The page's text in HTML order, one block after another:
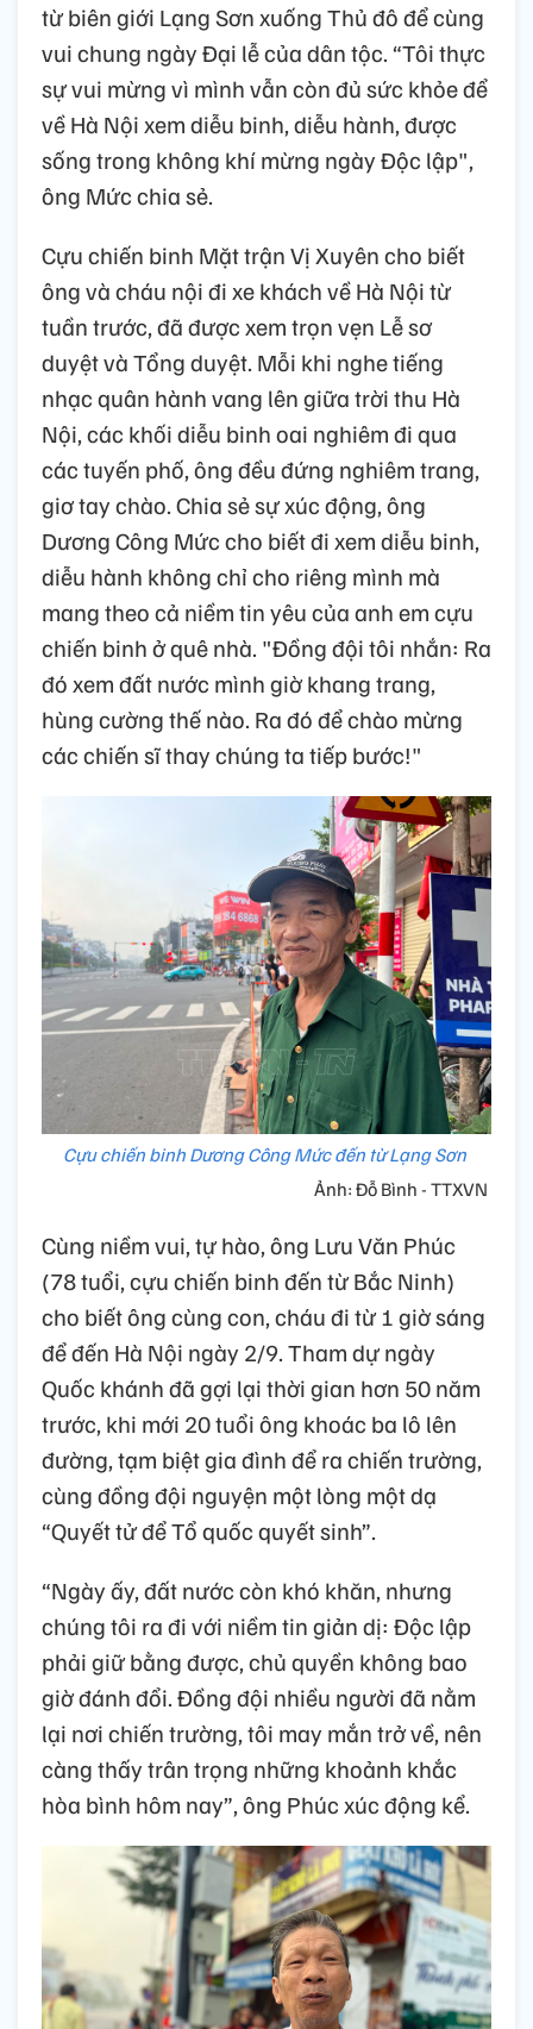
từ biên giới Lạng Sơn xuống Thủ đô để cùng
vui chung ngày Đại lễ của dân tộc. “Tôi thực
sự vui mừng vì mình vẫn còn đủ sức khỏe để
về Hà Nội xem diễu binh, diễu hành, được
sống trong không khí mừng ngày Độc lập",
ông Mức chia sẻ.
Cựu chiến binh Mặt trận Vị Xuyên cho biết
ông và cháu nội đi xe khách về Hà Nội từ
tuần trước, đã được xem trọn vẹn Lễ sơ
duyệt và Tổng duyệt. Mỗi khi nghe tiếng
nhạc quân hành vang lên giữa trời thu Hà
Nội, các khối diễu binh oai nghiêm đi qua
các tuyến phố, ông đều đứng nghiêm trang,
giơ tay chào. Chia sẻ sự xúc động, ông
Dương Công Mức cho biết đi xem diễu binh,
diễu hành không chỉ cho riêng mình mà
mang theo cả niềm tin yêu của anh em cựu
chiến binh ở quê nhà. "Đồng đội tôi nhắn: Ra
đó xem đất nước mình giờ khang trang,
hùng cường thế nào. Ra đó để chào mừng
các chiến sĩ thay chúng ta tiếp bước!"
Cựu chiến binh Dương Công Mức đến từ Lạng Sơn
Ảnh: Đỗ Bình - TTXVN
Cùng niềm vui, tự hào, ông Lưu Văn Phúc
(78 tuổi, cựu chiến binh đến từ Bắc Ninh)
cho biết ông cùng con, cháu đi từ 1 giờ sáng
để đến Hà Nội ngày 2/9. Tham dự ngày
Quốc khánh đã gợi lại thời gian hơn 50 năm
trước, khi mới 20 tuổi ông khoác ba lô lên
đường, tạm biệt gia đình để ra chiến trường,
cùng đồng đội nguyện một lòng một dạ
“Quyết tử để Tổ quốc quyết sinh”.
“Ngày ấy, đất nước còn khó khăn, nhưng
chúng tôi ra đi với niềm tin giản dị: Độc lập
phải giữ bằng được, chủ quyền không bao
giờ đánh đổi. Đồng đội nhiều người đã nằm
lại nơi chiến trường, tôi may mắn trở về, nên
càng thấy trân trọng những khoảnh khắc
hòa bình hôm nay”, ông Phúc xúc động kể.